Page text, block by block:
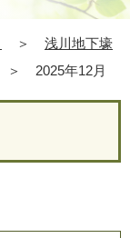
＞
浅川地下壕
＞ 2025年12月